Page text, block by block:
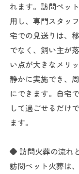
れます。訪問ペッ
用し、専門スタッ
宅での見送りは、
でなく、飼い主が
い点が大きなメリ
静かに実施でき、
にできます。自宅
して過ごせるだけ
ます。
◆ 訪問火葬の流れ
訪問ペット火葬は